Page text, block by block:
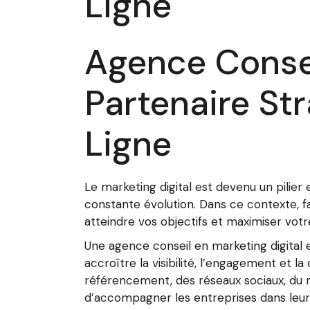
Agence
Partenaire
Ligne
Le marketing digital est devenu un
constante évolution. Dans ce contexte,
atteindre vos objectifs et maximiser
Une agence conseil en marketing
accroître la visibilité, l’engagement et
référencement, des réseaux sociaux,
d’accompagner les entreprises dans